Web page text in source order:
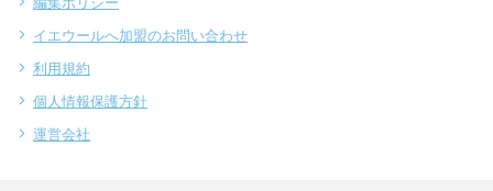
イエウールへ加盟のお問い合わせ
利用規約
個人情報保護方針
運営会社